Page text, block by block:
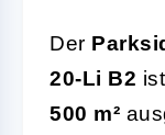
Der
20-Li B2
500 m²